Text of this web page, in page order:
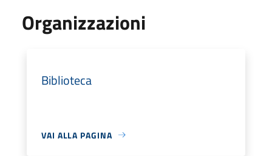
Organizzazioni
Biblioteca
VAI ALLA PAGINA